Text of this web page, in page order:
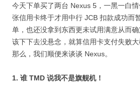
今天下单买了两台 Nexus 5，一黑一白
张信用卡终于才用中行 JCB 扣款成功而
单，也还没拿到东西更未试用满意从而
该下下去没悬念，就算信用卡支付失败
那么，我们顺便来谈谈 Nexus。
1. 谁 TMD 说我不是旗舰机！